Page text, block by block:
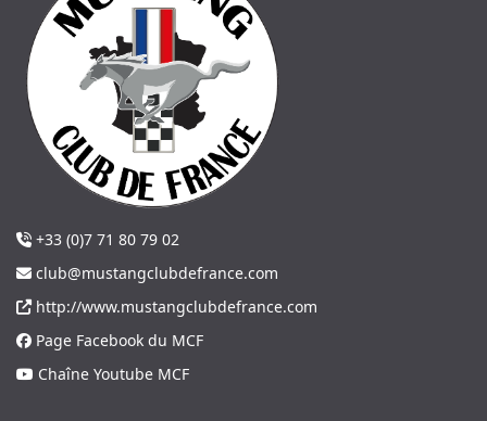
+33 (0)7 71 80 79 02
club@mustangclubdefrance.com
http://www.mustangclubdefrance.com
Page Facebook du MCF
Chaîne Youtube MCF